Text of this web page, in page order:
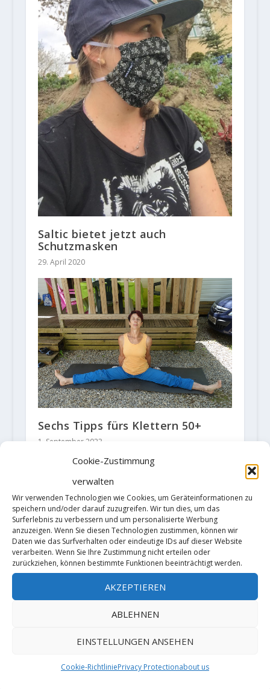
Cookie-Zustimmung
verwalten
Wir verwenden Technologien wie Cookies, um Geräteinformationen zu
speichern und/oder darauf zuzugreifen. Wir tun dies, um das
Surferlebnis zu verbessern und um personalisierte Werbung
anzuzeigen. Wenn Sie diesen Technologien zustimmen, können wir
Daten wie das Surfverhalten oder eindeutige IDs auf dieser Website
verarbeiten. Wenn Sie Ihre Zustimmung nicht erteilen oder
zurückziehen, können bestimmte Funktionen beeinträchtigt werden.
AKZEPTIEREN
ABLEHNEN
EINSTELLUNGEN ANSEHEN
Cookie-RichtliniePrivacy Protectionabout us
Saltic bietet jetzt auch
Schutzmasken
29. April 2020
Sechs Tipps fürs Klettern 50+
1. September 2023
Veranstaltung: Eiskletterfestival